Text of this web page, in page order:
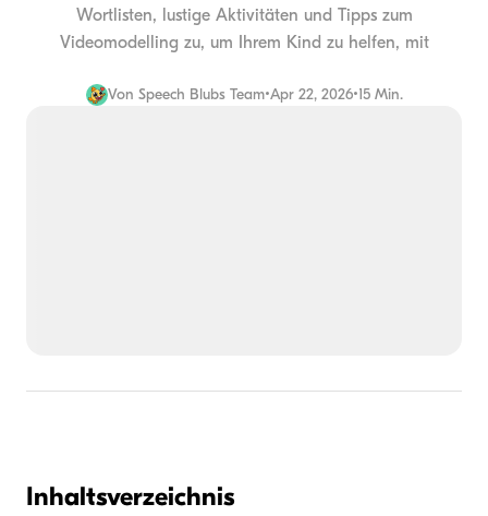
Wortlisten, lustige Aktivitäten und Tipps zum
Videomodelling zu, um Ihrem Kind zu helfen, mit
Von Speech Blubs Team•Apr 22, 2026•15 Min.
Inhaltsverzeichnis